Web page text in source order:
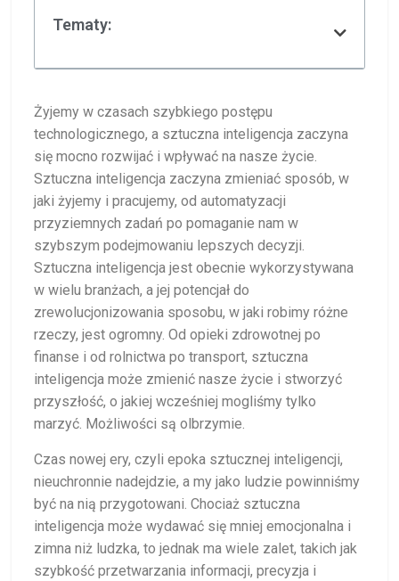
Tematy:
Żyjemy w czasach szybkiego postępu
technologicznego, a sztuczna inteligencja zaczyna
się mocno rozwijać i wpływać na nasze życie.
Sztuczna inteligencja zaczyna zmieniać sposób, w
jaki żyjemy i pracujemy, od automatyzacji
przyziemnych zadań po pomaganie nam w
szybszym podejmowaniu lepszych decyzji.
Sztuczna inteligencja jest obecnie wykorzystywana
w wielu branżach, a jej potencjał do
zrewolucjonizowania sposobu, w jaki robimy różne
rzeczy, jest ogromny. Od opieki zdrowotnej po
finanse i od rolnictwa po transport, sztuczna
inteligencja może zmienić nasze życie i stworzyć
przyszłość, o jakiej wcześniej mogliśmy tylko
marzyć. Możliwości są olbrzymie.
Czas nowej ery, czyli epoka sztucznej inteligencji,
nieuchronnie nadejdzie, a my jako ludzie powinniśmy
być na nią przygotowani. Chociaż sztuczna
inteligencja może wydawać się mniej emocjonalna i
zimna niż ludzka, to jednak ma wiele zalet, takich jak
szybkość przetwarzania informacji, precyzja i